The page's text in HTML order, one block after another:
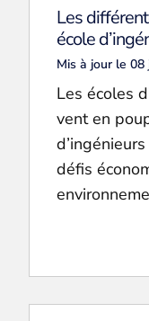
Les
école
Mis à jour le 08
Les écoles
vent en
défis